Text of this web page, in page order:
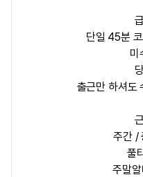
단일 45분
미
출근만 하셔도
주간 /
풀
주말